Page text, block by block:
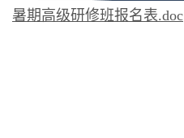
暑期高级研修班报名表.doc